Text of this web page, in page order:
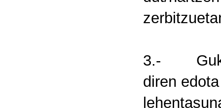
3.- Guk/
diren